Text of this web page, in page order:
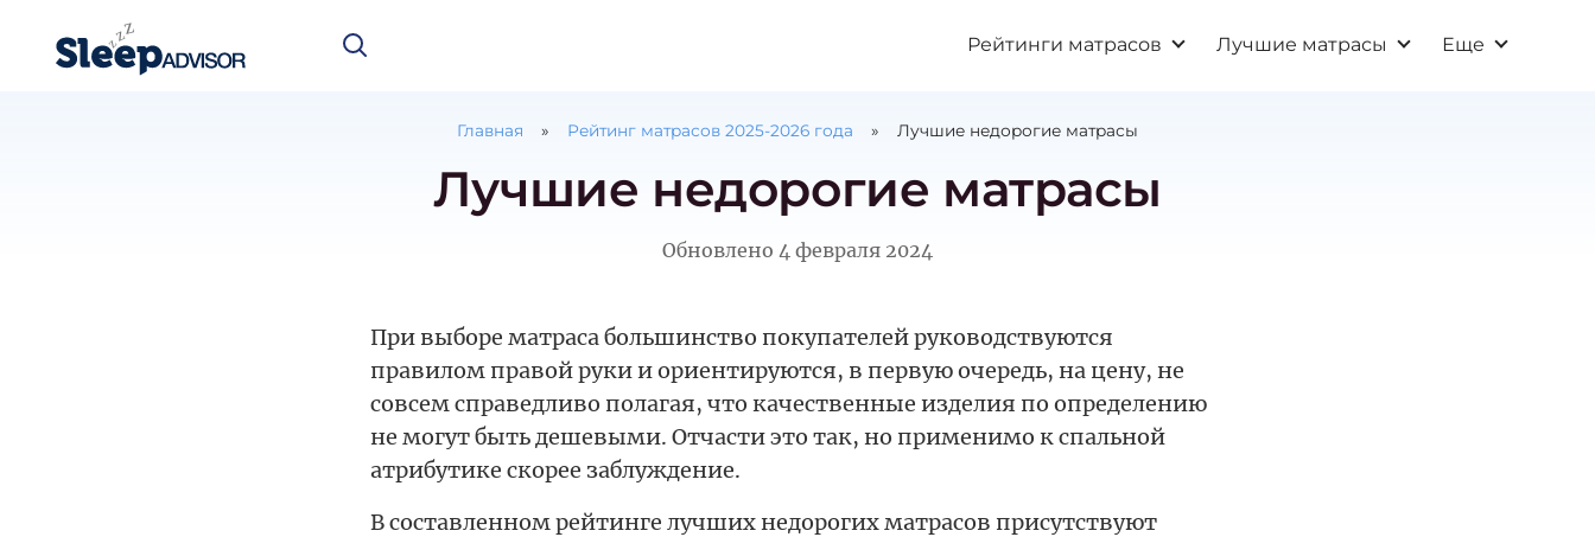
Рейтинги матрасов Лучшие матрасы Еще
Главная Рейтинг матрасов 2025-2026 года Лучшие недорогие матрасы
Лучшие недорогие матрасы
Обновлено 4 февраля 2024
При выборе матраса большинство покупателей руководствуются
правилом правой руки и ориентируются, в первую очередь, на цену, не
совсем справедливо полагая, что качественные изделия по определению
не могут быть дешевыми. Отчасти это так, но применимо к спальной
атрибутике скорее заблуждение.
В составленном рейтинге лучших недорогих матрасов присутствуют